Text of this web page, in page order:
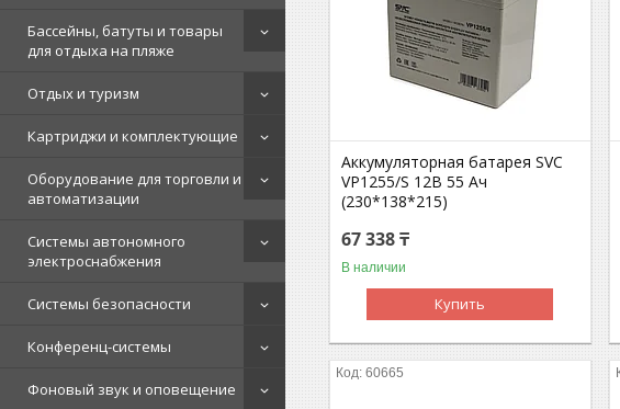
Бассейны, батуты и товары
для отдыха на пляже
Отдых и туризм
Картриджи и комплектующие
Оборудование для торговли и
автоматизации
Системы автономного
электроснабжения
Системы безопасности
Конференц-системы
Фоновый звук и оповещение
Аккумуляторная батарея SVC
VP1255/S 12В 55 Ач
(230*138*215)
67 338 ₸
В наличии
Купить
60665